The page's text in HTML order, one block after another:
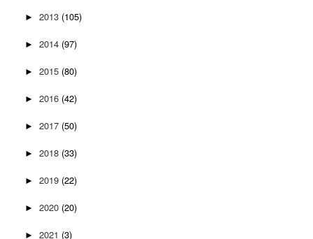
► 2013 (105)
► 2014 (97)
► 2015 (80)
► 2016 (42)
► 2017 (50)
► 2018 (33)
► 2019 (22)
► 2020 (20)
► 2021 (3)